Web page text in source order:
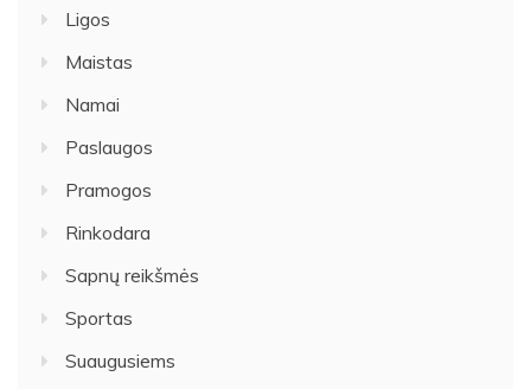
Ligos
Maistas
Namai
Paslaugos
Pramogos
Rinkodara
Sapnų reikšmės
Sportas
Suaugusiems